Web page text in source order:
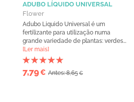
ADUBO LÍQUIDO UNIVERSAL
Flower
Adubo Liquido Universal é um
fertilizante para utilização numa
grande variedade de plantas: verdes...
[Ler mais]
7,79€ Antes: 8,65€